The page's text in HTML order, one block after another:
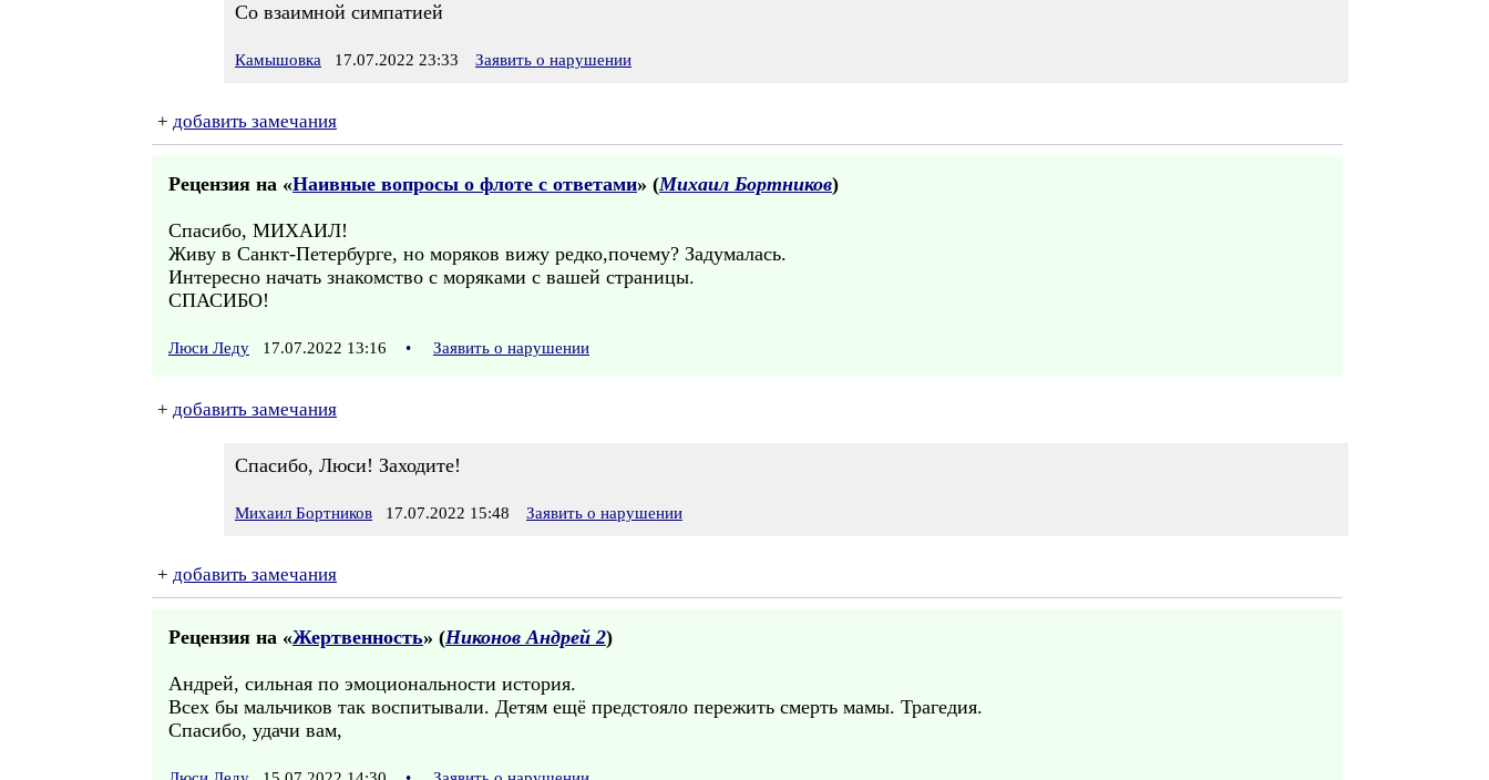
Со взаимной симпатией
Камышовка 17.07.2022 23:33 Заявить о нарушении
+ добавить замечания
Рецензия на «Наивные вопросы о флоте с ответами» (Михаил Бортников)
Спасибо, МИХАИЛ!
Живу в Санкт-Петербурге, но моряков вижу редко,почему? Задумалась.
Интересно начать знакомство с моряками с вашей страницы.
СПАСИБО!
Люси Леду 17.07.2022 13:16 • Заявить о нарушении
+ добавить замечания
Спасибо, Люси! Заходите!
Михаил Бортников 17.07.2022 15:48 Заявить о нарушении
+ добавить замечания
Рецензия на «Жертвенность» (Никонов Андрей 2)
Андрей, сильная по эмоциональности история.
Всех бы мальчиков так воспитывали. Детям ещё предстояло пережить смерть мамы. Трагедия.
Спасибо, удачи вам,